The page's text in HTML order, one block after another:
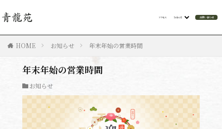
アクセス お問い合わせ
HOME お知らせ 年末年始の営業時間
年末年始の営業時間
お知らせ